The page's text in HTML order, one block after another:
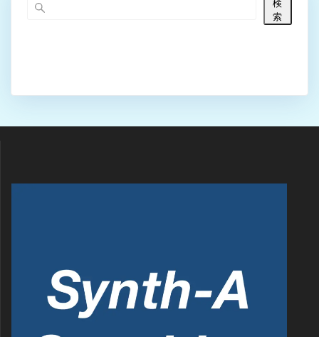
ン
検
索